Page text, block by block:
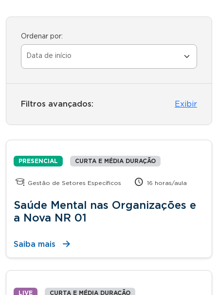
Ordenar por:
Filtros avançados: Exibir
PRESENCIAL CURTA E MÉDIA DURAÇÃO
Gestão de Setores Específicos 16 horas/aula
Saúde Mental nas Organizações e
a Nova NR 01
Saiba mais
LIVE CURTA E MÉDIA DURAÇÃO